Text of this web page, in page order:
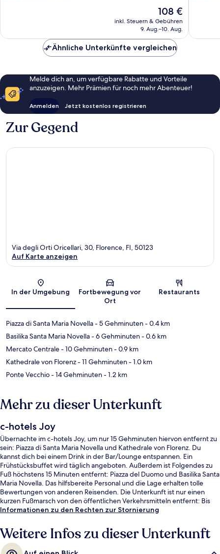
Bewertungen
Der
Preis
beträgt
108 €
inkl. Steuern & Gebühren
9. Aug.–10. Aug.
Ähnliche Unterkünfte vergleichen
Melde dich an, um verfügbare Rabatte und Vorteile
anzuzeigen. Mehr Prämien für noch mehr Abenteuer!
Anmelden Jetzt kostenlos registrieren
Zur Gegend
Karte
Via degli Orti Oricellari, 30, Florence, FI, 50123
Auf Karte anzeigen
In der Umgebung
Fortbewegung vor
Ort
Restaurants
Piazza di Santa Maria Novella- 5 Gehminuten- 0.4 km
Basilika Santa Maria Novella- 6 Gehminuten- 0.6 km
Mercato Centrale- 10 Gehminuten- 0.9 km
Kathedrale von Florenz- 11 Gehminuten- 1.0 km
Ponte Vecchio- 14 Gehminuten- 1.2 km
Mehr zu dieser Unterkunft
c-hotels Joy
Übernachte im c-hotels Joy, um nur 15 Gehminuten hiervon entfernt zu
sein: Piazza di Santa Maria Novella und Kathedrale von Florenz. Du
kannst dich bei einem Drink in der Bar/Lounge entspannen. Ein
Frühstücksbuffet wird täglich angeboten. Außerdem ist Folgendes zu
Fuß höchstens 15 Minuten entfernt: Piazza del Duomo und Basilika Santa
Maria Novella. Das hilfsbereite Personal und die Lage erhalten tolle
Bewertungen von anderen Reisenden. Die Unterkunft ist nur einen
kurzen Fußmarsch von den öffentlichen Verkehrsmitteln entfernt: Bis
zur U-Bahn sind es wenige Schritte (Straßenbahnhaltestelle Alamanni -
Fratelli Rosselli).
Informationen zu den Rechten zur Stornierung
Weitere Infos zu dieser Unterkunft